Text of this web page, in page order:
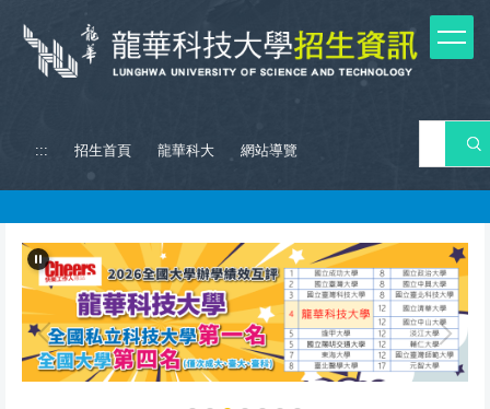
到
::: 招生首頁 龍華科大 網站導覽 搜 尋